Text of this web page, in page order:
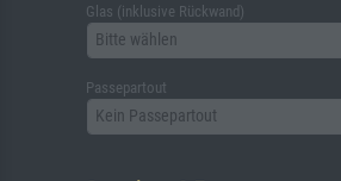
Glas (inklusive Rückwand)
Bitte wählen
Passepartout
Kein Passepartout